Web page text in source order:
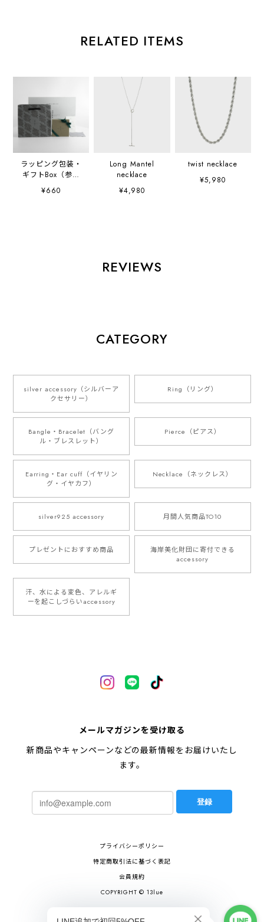
RELATED ITEMS
ラッピング包装・
ギフトBox（参考
画像）
¥660
Long Mantel
necklace
¥4,980
twist necklace
¥5,980
REVIEWS
CATEGORY
silver accessory（シルバーア
クセサリー）
Ring（リング）
Bangle・Bracelet（バング
ル・ブレスレット）
Pierce（ピアス）
Earring・Ear cuff（イヤリン
グ・イヤカフ）
Necklace（ネックレス）
silver925 accessory 月間人気商品TO10
プレゼントにおすすめ商品
海岸美化財団に寄付できる
accessory
汗、水による変色、アレルギ
ーを起こしづらいaccessory
メールマガジンを受け取る
新商品やキャンペーンなどの最新情報をお届けいたし
ます。
登録
プライバシーポリシー
特定商取引法に基づく表記
会員規約
COPYRIGHT © 13lue